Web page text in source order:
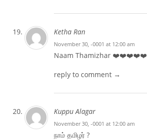
Ketha Ran
November 30, -0001 at 12:00 am
Naam Thamizhar ❤️❤️❤️❤️❤️
reply to comment →
Kuppu Alagar
November 30, -0001 at 12:00 am
நாம் தமிழர் ?